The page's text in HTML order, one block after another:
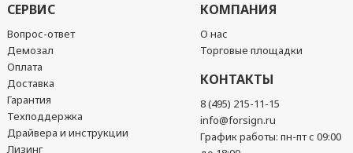
СЕРВИС
Вопрос-ответ
Демозал
Оплата
Доставка
Гарантия
Техподдержка
Драйвера и инструкции
Лизинг
КОМПАНИЯ
О нас
Торговые площадки
КОНТАКТЫ
8 (495) 215-11-15
info@forsign.ru
График работы: пн-пт с 09:00